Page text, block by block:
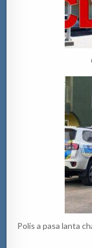
Polis a pasa lanta